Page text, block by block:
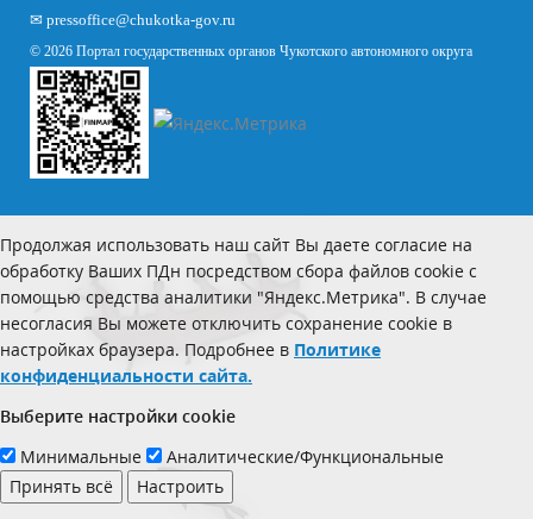
✉ pressoffice@chukotka-gov.ru
© 2026 Портал государственных органов Чукотского автономного округа
Продолжая использовать наш сайт Вы даете согласие на
обработку Ваших ПДн посредством сбора файлов cookie с
помощью средства аналитики "Яндекс.Метрика". В случае
несогласия Вы можете отключить сохранение cookie в
настройках браузера. Подробнее в Политике
конфиденциальности сайта.
Выберите настройки cookie
Минимальные
Аналитические/Функциональные
Принять всё
Настроить